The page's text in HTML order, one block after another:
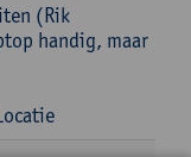
(Rik
handig, maar